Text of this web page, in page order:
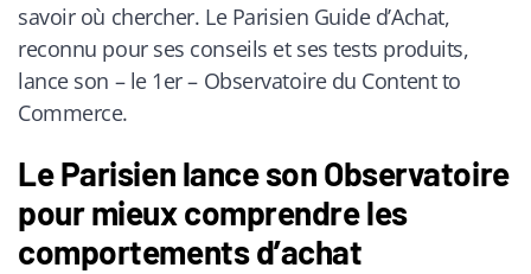
savoir où chercher. Le Parisien Guide d’Achat,
reconnu pour ses conseils et ses tests produits,
lance son – le 1er – Observatoire du Content to
Commerce.
Le Parisien lance son Observatoire
pour mieux comprendre les
comportements d’achat